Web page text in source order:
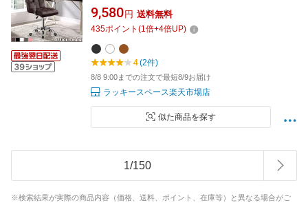
付 レザー 極シンプル デスクチェア パソコンチ
ェア 静音キャスター 在宅勤務 組立簡単 日本語
取扱説明書付き
9,580 円 送料無料
435ポイント (1倍+4倍UP)
4(2件)
8/8 9:00までの注文で最短8/9お届け
ラッキースペース楽天市場店
似た商品を探す
1/150
※検索結果が実際の商品内容（価格、送料、ポイント、在庫等）と異なる場合がご